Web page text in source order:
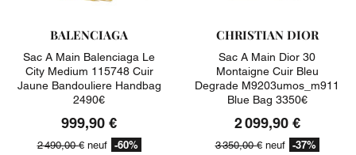
BALENCIAGA
Sac A Main Balenciaga Le
City Medium 115748 Cuir
Jaune Bandouliere Handbag
2490€
999,90 €
2 490,00 €neuf -60%
CHRISTIAN DIOR
Sac A Main Dior 30
Montaigne Cuir Bleu
Degrade M9203umos_m911
Blue Bag 3350€
2 099,90 €
3 350,00 €neuf -37%